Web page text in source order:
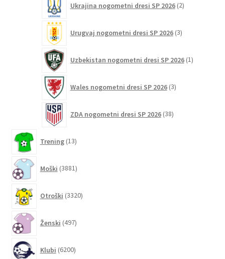
Ukrajina nogometni dresi SP 2026 2izdelka
Urugvaj nogometni dresi SP 2026 3izdelki
Uzbekistan nogometni dresi SP 2026 1izdelek
Wales nogometni dresi SP 2026 3izdelki
ZDA nogometni dresi SP 2026 38izdelkov
Trening 13izdelkov
Moški 3881izdelkov
Otroški 3320izdelkov
Ženski 497izdelkov
Klubi 6200izdelkov